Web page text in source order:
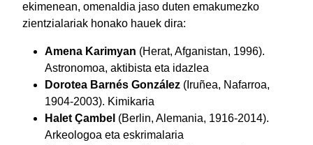
ekimenean, omenaldia jaso duten emakumezko
zientzialariak honako hauek dira:
Amena Karimyan (Herat, Afganistan, 1996).
Astronomoa, aktibista eta idazlea
Dorotea Barnés González (Iruñea, Nafarroa,
1904-2003). Kimikaria
Halet Çambel (Berlin, Alemania, 1916-2014).
Arkeologoa eta eskrimalaria